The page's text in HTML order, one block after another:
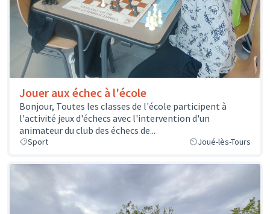
Jouer aux échec à l'école
Bonjour, Toutes les classes de l'école participent à
l'activité jeux d'échecs avec l'intervention d'un
animateur du club des échecs de...
Sport Joué-lès-Tours